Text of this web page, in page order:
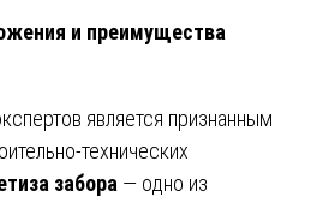
и преимущества
является признанным
технических
забора — одно из